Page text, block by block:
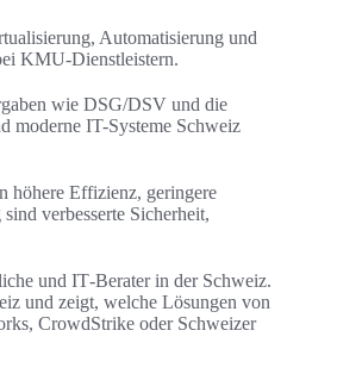
Automatisierung und
KMU‑Dienstleistern.
wie DSG/DSV und die
moderne IT-Systeme Schweiz
höhere Effizienz, geringere
verbesserte Sicherheit,
und IT‑Berater in der Schweiz.
und zeigt, welche Lösungen von
CrowdStrike oder Schweizer